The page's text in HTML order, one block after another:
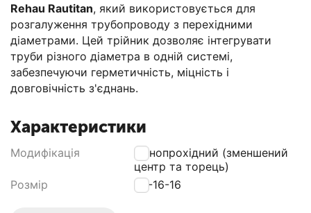
Rehau Rautitan, який використовується для
розгалуження трубопроводу з перехідними
діаметрами. Цей трійник дозволяє інтегрувати
труби різного діаметра в одній системі,
забезпечуючи герметичність, міцність і
довговічність з'єднань.
Характеристики
Модифікація
Різнопрохідний (зменшений
центр та торець)
Розмір
25-16-16